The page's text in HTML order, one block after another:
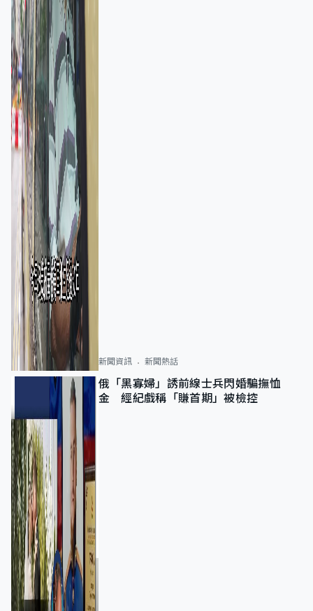
新聞資訊 新聞熱話
俄「黑寡婦」誘前線士兵閃婚騙撫恤
金 經紀戲稱「賺首期」被檢控